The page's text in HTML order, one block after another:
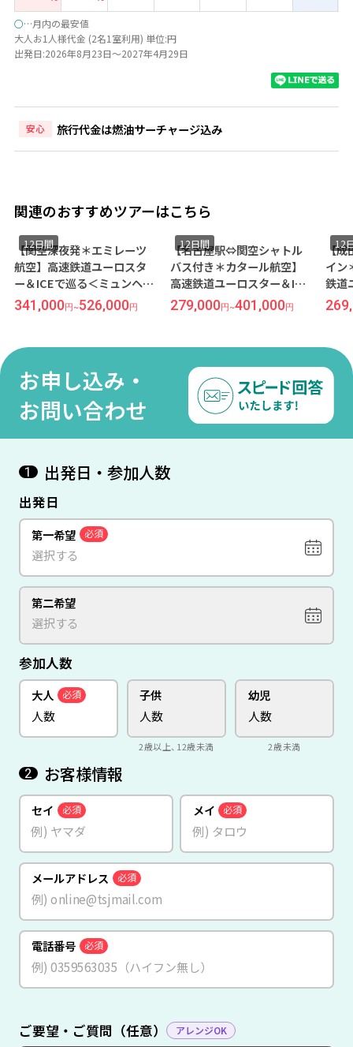
○…月内の最安値
大人お1人様代金 (2名1室利用) 単位:円
出発日:2026年8月23日～2027年4月29日
安心 旅行代金は燃油サーチャージ込み
関連のおすすめツアーはこちら
【関空深夜発＊エミレーツ
航空】高速鉄道ユーロスタ
ー＆ICEで巡る＜ミュンヘン
×フランクフルト×ブリュ
ッセル×パリ×ロンドン＞
用）
12日間
341,000円~526,000円
【名古屋駅⇔関空シャトル
バス付き＊カタール航空】
高速鉄道ユーロスター＆ICE
で巡る◆自分なりの楽しみ
方ができるフリープランの
フルト×ブリュッセル×パ
リ×ロンドン＞12日間（価
格重視ホテル利用）
12日間
279,000円~401,000円
【
イン
鉄道
る◆
ミ
ロン
視ホ
12
お申し込み・
お問い合わせ
1 出発日・参加人数
出発日
第一希望 必須
第二希望
参加人数
大人 必須 子供
2歳以上、12歳未満
幼児
2歳未満
2 お客様情報
セイ 必須 メイ 必須
メールアドレス 必須
電話番号 必須
ご要望・ご質問（任意） アレンジOK